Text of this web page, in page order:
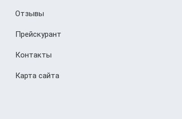
Отзывы
Прейскурант
Контакты
Карта сайта